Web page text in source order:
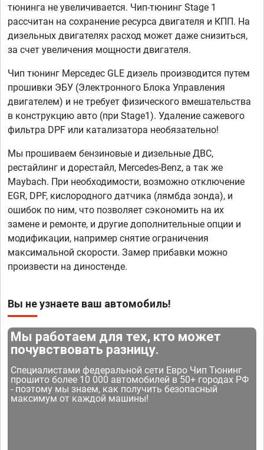
тюнинга не увеличивается. Чип-тюнинг Stage 1
рассчитан на сохранение ресурса двигателя и КПП. На
дизельных двигателях расход может даже снизиться,
за счет увеличения мощности двигателя.
Чип тюнинг Мерседес GLE дизель производится путем
прошивки ЭБУ (Электронного Блока Управления
двигателем) и не требует физического вмешательства
в конструкцию авто (при Stage1). Удаление сажевого
фильтра DPF или катализатора необязательно!
Мы прошиваем бензиновые и дизельные ДВС,
рестайлинг и дорестайл, Mercedes-Benz, а так же
Maybach. При необходимости, возможно отключение
EGR, DPF, кислородного датчика (лямбда зонда), и
ошибок по ним, что позволяет сэкономить на их
замене и ремонте, и другие дополнительные опции и
модификации, например снятие ограничения
максимальной скорости. Замер прибавки можно
произвести на диностенде.
Вы не узнаете ваш автомобиль!
Мы работаем для тех, кто может
почувствовать разницу.
Специалистами федеральной сети Евро Чип Тюнинг
прошито более 10 000 автомобилей в 50+ городах РФ
- поэтому мы знаем, как получить безопасный
максимум от каждой машины!